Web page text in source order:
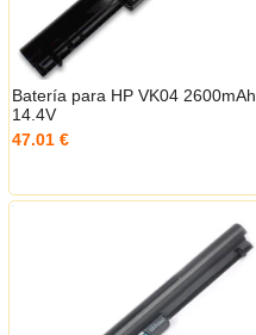
Batería para HP VK04 2600mAh
14.4V
47.01 €